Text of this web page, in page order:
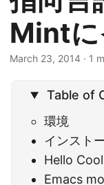
Mintに
March 23, 2014 · 1
Table of
環境
インスト
Hello Cool
Emacs